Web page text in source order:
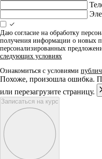
Даю согласие на обработку
получения информации о новых
персонализированных
следующих условиях
Ознакомиться с условиями
Похоже, произошла ошибка.
или перезагрузите страницу.
Записаться на курс